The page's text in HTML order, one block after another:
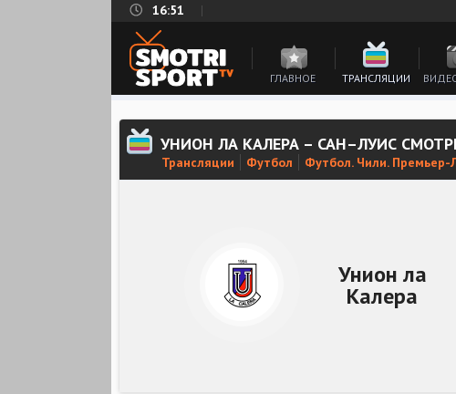
16:51
ГЛАВНОЕ ТРАНСЛЯЦИИ
УНИОН ЛА КАЛЕРА – САН–ЛУИС
Трансляции Футбол Футбол. Чили. Премьер-
Унион ла
Калера